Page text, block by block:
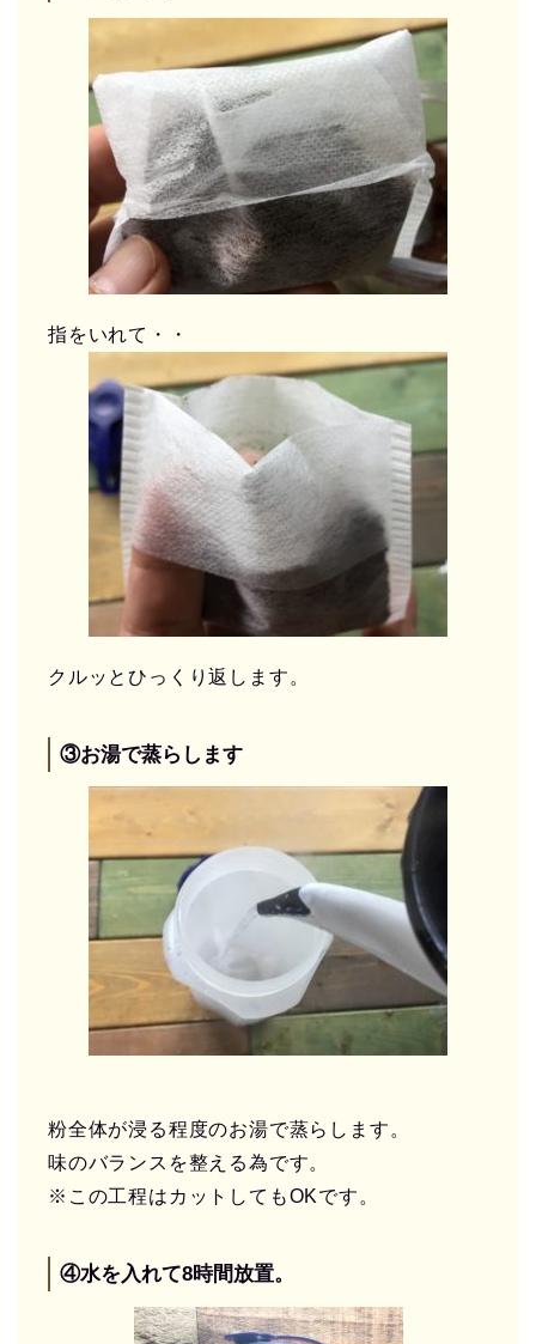
指をいれて・・
クルッとひっくり返します。
③お湯で蒸らします
粉全体が浸る程度のお湯で蒸らします。
味のバランスを整える為です。
※この工程はカットしてもOKです。
④水を入れて8時間放置。